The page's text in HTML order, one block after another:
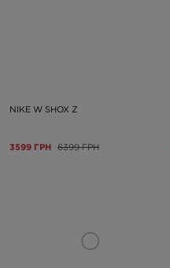
NIKE W SHOX Z
3599 ГРН 6399 ГРН